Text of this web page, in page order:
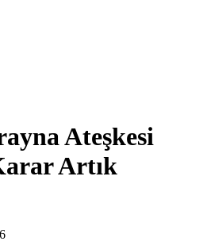
Ateşkesi
Artık